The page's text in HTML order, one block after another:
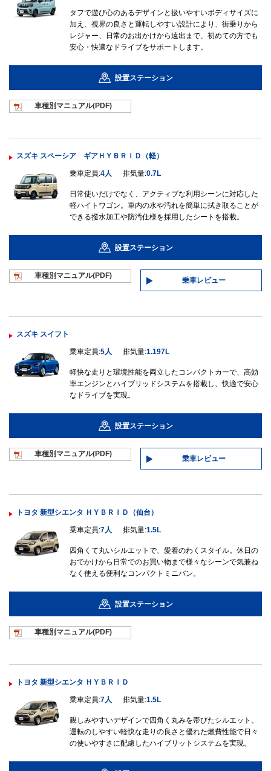
タフで遊び心のあるデザインと扱いやすいボディサイズに
加え、視界の良さと運転しやすい設計により、街乗りから
レジャー、日常のお出かけから遠出まで、初めての方でも
安心・快適なドライブをサポートします。
設置ステーション
車種別マニュアル(PDF)
スズキ スペーシア ギアＨＹＢＲＩＤ（軽）
乗車定員:4人 排気量:0.7L
日常使いだけでなく、アクティブな利用シーンに対応した
軽ハイトワゴン。車内の水や汚れを簡単に拭き取ることが
できる撥水加工や防汚仕様を採用したシートを搭載。
設置ステーション
車種別マニュアル(PDF)
乗車レビュー
スズキ スイフト
乗車定員:5人 排気量:1.197L
軽快な走りと環境性能を両立したコンパクトカーで、高効
率エンジンとハイブリッドシステムを搭載し、快適で安心
なドライブを実現。
設置ステーション
車種別マニュアル(PDF)
乗車レビュー
トヨタ 新型シエンタ ＨＹＢＲＩＤ（仙台）
乗車定員:7人 排気量:1.5L
四角くて丸いシルエットで、愛着のわくスタイル。休日の
おでかけから日常でのお買い物まで様々なシーンで気兼ね
なく使える便利なコンパクトミニバン。
設置ステーション
車種別マニュアル(PDF)
トヨタ 新型シエンタ ＨＹＢＲＩＤ
乗車定員:7人 排気量:1.5L
親しみやすいデザインで四角く丸みを帯びたシルエット。
運転のしやすい軽快な走りの良さと優れた燃費性能で日々
の使いやすさに配慮したハイブリットシステムを実現。